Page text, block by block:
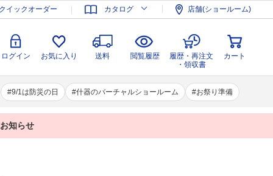
イックオーダー カタログ 店舗(ショールーム)
ログイン お気に入り 送料 閲覧履歴
履歴・再注文
・領収書
カート
9/1は防災の日 什器のバーチャルショールーム お祭り準備
録 ログイン お気に入り 送料 閲覧履歴
履歴・再注文
・領収書
カート
知らせ